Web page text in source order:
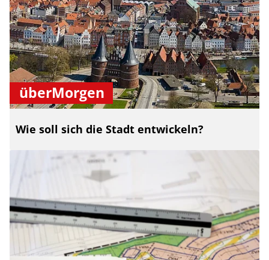
überMorgen
Wie soll sich die Stadt entwickeln?